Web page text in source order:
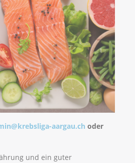
aargau.ch oder
und ein guter